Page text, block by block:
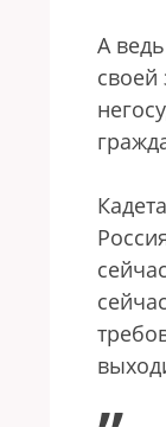
А
„